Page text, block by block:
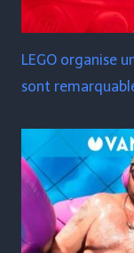
LEGO organise
sont